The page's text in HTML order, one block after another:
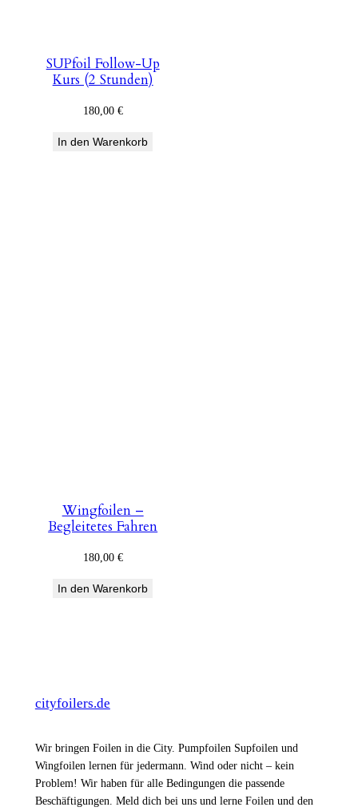
SUPfoil Follow-Up
Kurs (2 Stunden)
180,00 €
In den Warenkorb
Wingfoilen –
Begleitetes Fahren
180,00 €
In den Warenkorb
cityfoilers.de
Wir bringen Foilen in die City. Pumpfoilen Supfoilen und
Wingfoilen lernen für jedermann. Wind oder nicht – kein
Problem! Wir haben für alle Bedingungen die passende
Beschäftigungen. Meld dich bei uns und lerne Foilen und den